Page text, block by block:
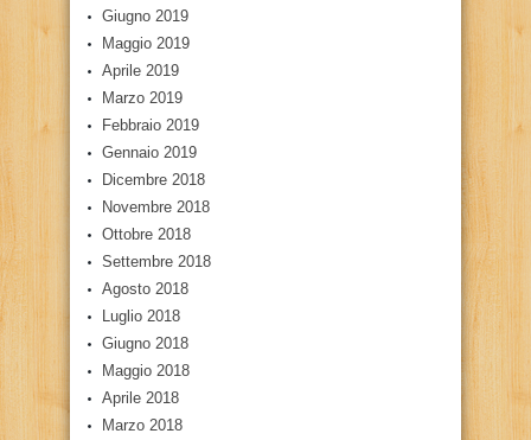
Giugno 2019
Maggio 2019
Aprile 2019
Marzo 2019
Febbraio 2019
Gennaio 2019
Dicembre 2018
Novembre 2018
Ottobre 2018
Settembre 2018
Agosto 2018
Luglio 2018
Giugno 2018
Maggio 2018
Aprile 2018
Marzo 2018